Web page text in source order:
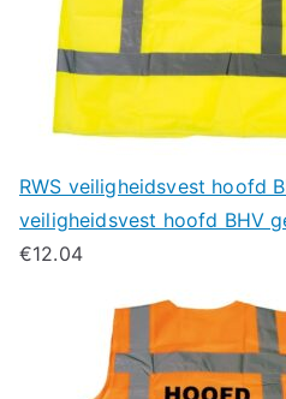
RWS veiligheidsvest hoofd
veiligheidsvest hoofd BHV
€12.04